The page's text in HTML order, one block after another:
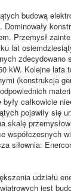
budową
Dominowały
Przemysł
lat
zdecydowano
kW. Kolejne lata
(konstrukcja
całkowicie
pojawiły się
skalę
współczesnych
siłownia:
udziału
jest